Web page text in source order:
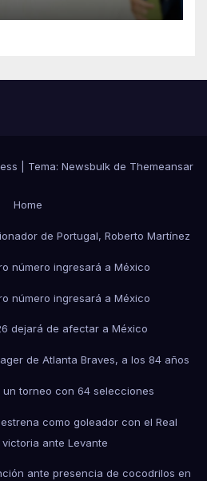
Tema: Newsbulkde Themeansar
Home
de Portugal, Roberto Martínez
número ingresará a México
número ingresará a México
dejará de afectar a México
de Atlanta Braves, a los 84 años
un torneo con 64 selecciones
como goleador con el Real
ante Levante
ante presencia de cocodrilos en